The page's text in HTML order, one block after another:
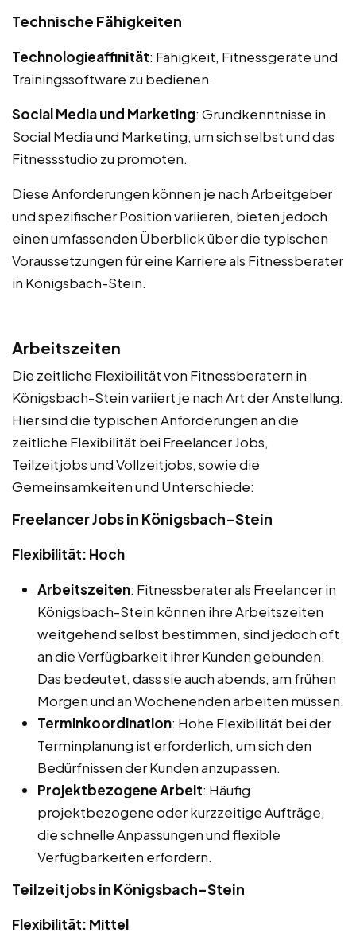
Technische Fähigkeiten
Technologieaffinität: Fähigkeit, Fitnessgeräte und
Trainingssoftware zu bedienen.
Social Media und Marketing: Grundkenntnisse in
Social Media und Marketing, um sich selbst und das
Fitnessstudio zu promoten.
Diese Anforderungen können je nach Arbeitgeber
und spezifischer Position variieren, bieten jedoch
einen umfassenden Überblick über die typischen
Voraussetzungen für eine Karriere als Fitnessberater
in Königsbach-Stein.
Arbeitszeiten
Die zeitliche Flexibilität von Fitnessberatern in
Königsbach-Stein variiert je nach Art der Anstellung.
Hier sind die typischen Anforderungen an die
zeitliche Flexibilität bei Freelancer Jobs,
Teilzeitjobs und Vollzeitjobs, sowie die
Gemeinsamkeiten und Unterschiede:
Freelancer Jobs in Königsbach-Stein
Flexibilität: Hoch
Arbeitszeiten: Fitnessberater als Freelancer in
Königsbach-Stein können ihre Arbeitszeiten
weitgehend selbst bestimmen, sind jedoch oft
an die Verfügbarkeit ihrer Kunden gebunden.
Das bedeutet, dass sie auch abends, am frühen
Morgen und an Wochenenden arbeiten müssen.
Terminkoordination: Hohe Flexibilität bei der
Terminplanung ist erforderlich, um sich den
Bedürfnissen der Kunden anzupassen.
Projektbezogene Arbeit: Häufig
projektbezogene oder kurzzeitige Aufträge,
die schnelle Anpassungen und flexible
Verfügbarkeiten erfordern.
Teilzeitjobs in Königsbach-Stein
Flexibilität: Mittel